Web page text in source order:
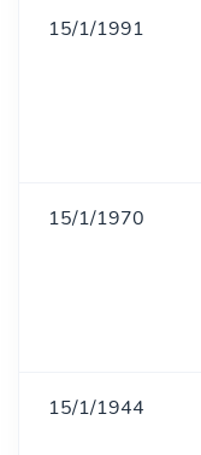
15/1/1991
15/1/1970
15/1/1944